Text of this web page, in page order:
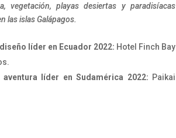
vegetación, playas desiertas y paradisíacas
las islasGalápagos.
líder en Ecuador 2022: Hotel Finch Bay
aventura líder en Sudamérica 2022: Paikai